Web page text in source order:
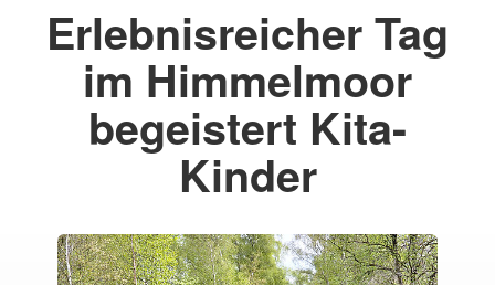
Erlebnisreicher Tag
im Himmelmoor
begeistert Kita-
Kinder